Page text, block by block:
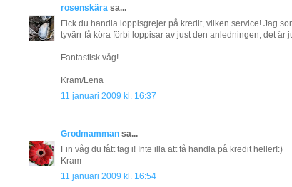
rosenskära sa...
Fick du handla loppisgrejer på kredit, vilken service! Jag
tyvärr få köra förbi loppisar av just den anledningen, det är
Fantastisk våg!
Kram/Lena
11 januari 2009 kl. 16:37
Grodmamman sa...
Fin våg du fått tag i! Inte illa att få handla på kredit heller!:)
Kram
11 januari 2009 kl. 16:54